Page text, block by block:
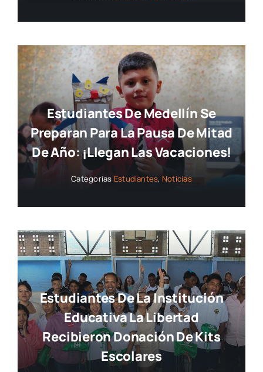
Estudiantes De Medellín Se
Preparan Para La Pausa De Mitad
De Año: ¡llegan Las Vacaciones!
Categorías Estudiantes, Noticias
Estudiantes De La Institución
Educativa La Libertad
Recibieron Donación De Kits
Escolares